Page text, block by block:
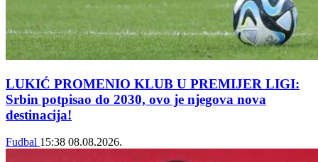
LUKIĆ PROMENIO KLUB U PREMIJER LIGI:
Srbin potpisao do 2030, ovo je njegova nova
destinacija!
Fudbal 15:38 08.08.2026.